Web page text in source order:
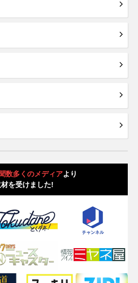
数多くのメディアより
を受けました!